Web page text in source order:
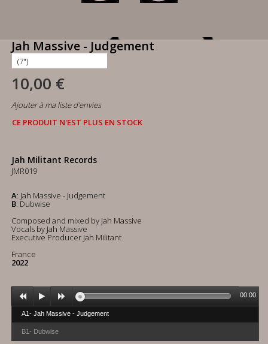
Jah Massive - Judgement
10,00 €
Ajouter à ma liste d'envies
CE PRODUIT N'EST PLUS EN STOCK
Jah Militant Records
JMR019
A: Jah Massive - Judgement
B: Dubwise
Composed and mixed by Jah Massive
Vocals by Jah Massive
Executive Producer Jah Militant
France
2022
A1- Jah Massive - Judgement
B1- Dubwise
00:00